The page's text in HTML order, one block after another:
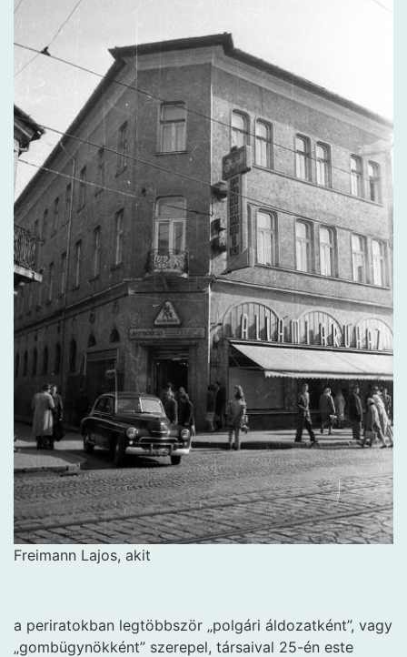
Freimann Lajos, akit
a periratokban legtöbbször „polgári áldozatként”, vagy
„gombügynökként” szerepel, társaival 25-én este